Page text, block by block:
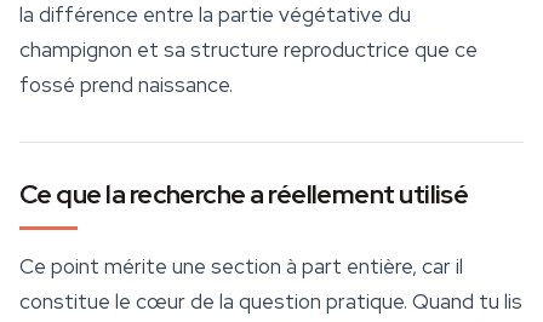
la différence entre la partie végétative du
champignon et sa structure reproductrice que ce
fossé prend naissance.
Ce que la recherche a réellement utilisé
Ce point mérite une section à part entière, car il
constitue le cœur de la question pratique. Quand tu lis